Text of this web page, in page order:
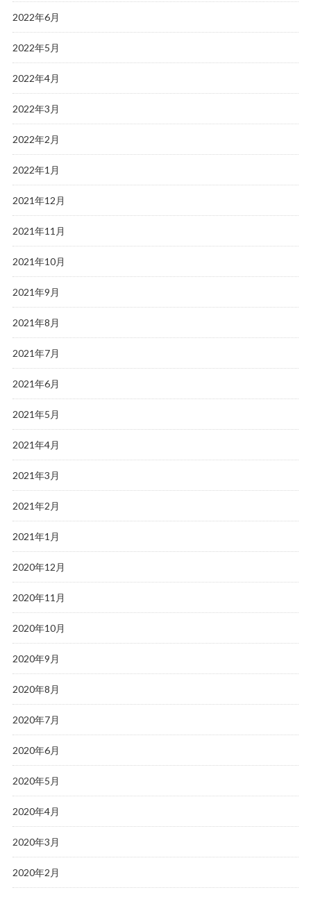
2022年6月
2022年5月
2022年4月
2022年3月
2022年2月
2022年1月
2021年12月
2021年11月
2021年10月
2021年9月
2021年8月
2021年7月
2021年6月
2021年5月
2021年4月
2021年3月
2021年2月
2021年1月
2020年12月
2020年11月
2020年10月
2020年9月
2020年8月
2020年7月
2020年6月
2020年5月
2020年4月
2020年3月
2020年2月